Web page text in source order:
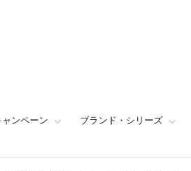
ャンペーン ブランド・シリーズ